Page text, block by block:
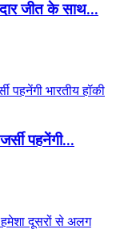
जीत के साथ...
पहनेंगी...